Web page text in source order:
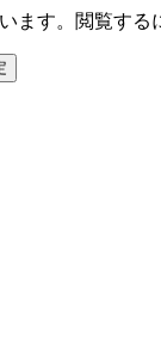
ます。閲覧す